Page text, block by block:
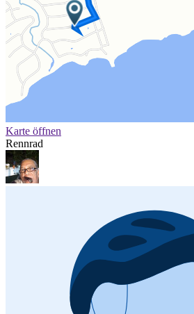
Karte öffnen
Rennrad